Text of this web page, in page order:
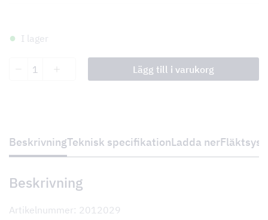
I lager
mängd
Lägg till i varukorg
BeskrivningTeknisk specifikationLadda ner
Beskrivning
Artikelnummer: 2012029